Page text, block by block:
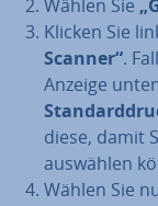
Wählen Sie
Klicken Sie
Scanner“.
Anzeige
diese, damit
auswählen
Wählen Sie